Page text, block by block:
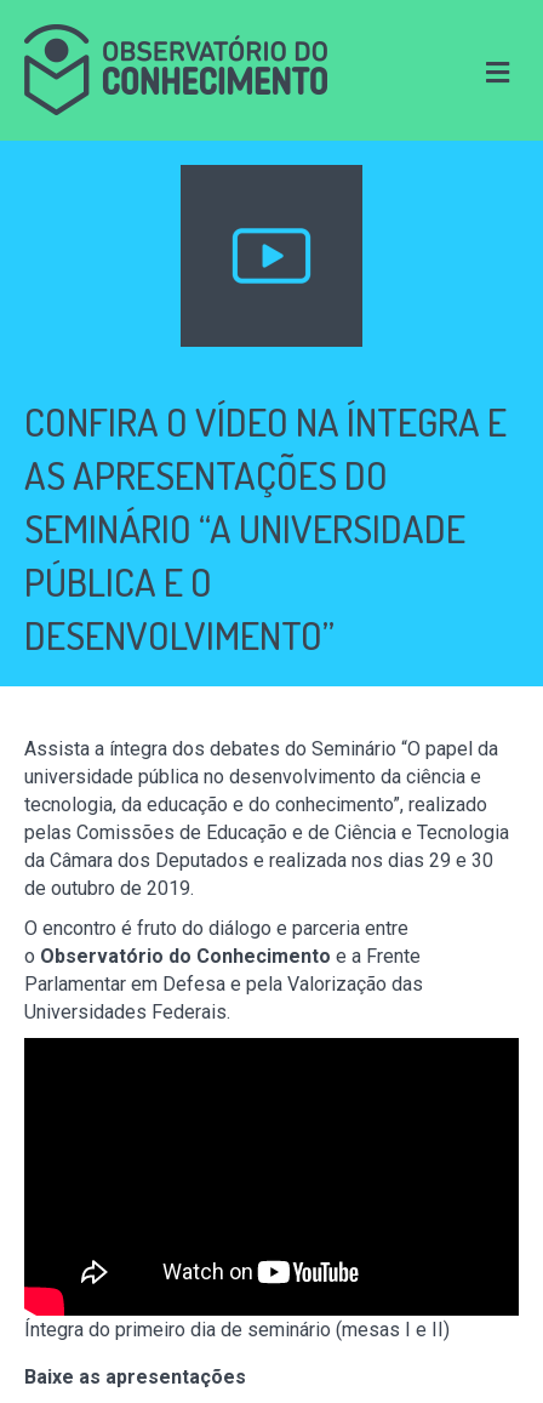
M
e
u
CONFIRA O VÍDEO NA ÍNTEGRA E
AS APRESENTAÇÕES DO
SEMINÁRIO “A UNIVERSIDADE
PÚBLICA E O
DESENVOLVIMENTO”
Assista a íntegra dos debates do Seminário “O papel da
universidade pública no desenvolvimento da ciência e
tecnologia, da educação e do conhecimento”, realizado
pelas Comissões de Educação e de Ciência e Tecnologia
da Câmara dos Deputados e realizada nos dias 29 e 30
de outubro de 2019.
O encontro é fruto do diálogo e parceria entre
o Observatório do Conhecimento e a Frente
Parlamentar em Defesa e pela Valorização das
Universidades Federais.
Íntegra do primeiro dia de seminário (mesas I e II)
Baixe as apresentações